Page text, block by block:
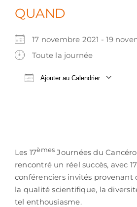
QUAND
17 novembre 2021 - 19
Toute la journée
Ajouter au Calendrier
Les 17èmes Journées du
rencontré un réel succès, avec
conférenciers invités provenant
la qualité scientifique, la
tel enthousiasme.